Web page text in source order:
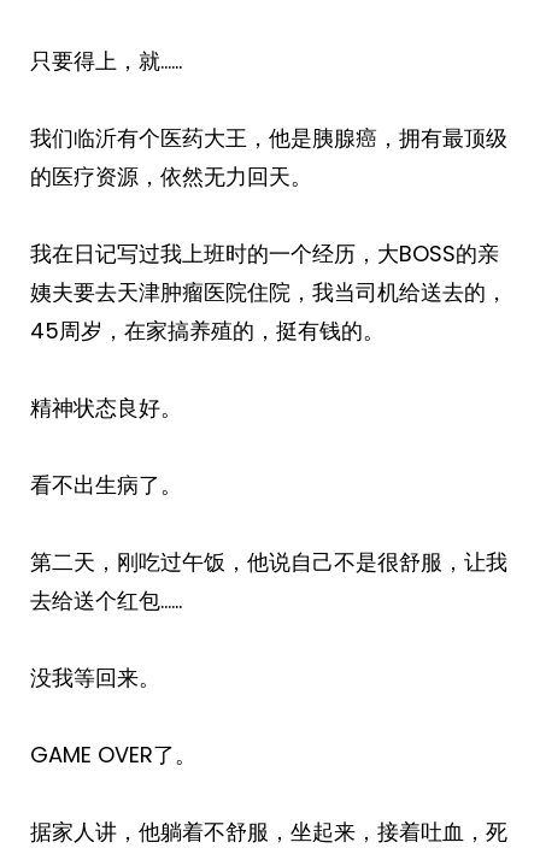
只要得上，就……
我们临沂有个医药大王，他是胰腺癌，拥有最顶级
的医疗资源，依然无力回天。
我在日记写过我上班时的一个经历，大BOSS的亲
姨夫要去天津肿瘤医院住院，我当司机给送去的，
45周岁，在家搞养殖的，挺有钱的。
精神状态良好。
看不出生病了。
第二天，刚吃过午饭，他说自己不是很舒服，让我
去给送个红包……
没我等回来。
GAME OVER了。
据家人讲，他躺着不舒服，坐起来，接着吐血，死